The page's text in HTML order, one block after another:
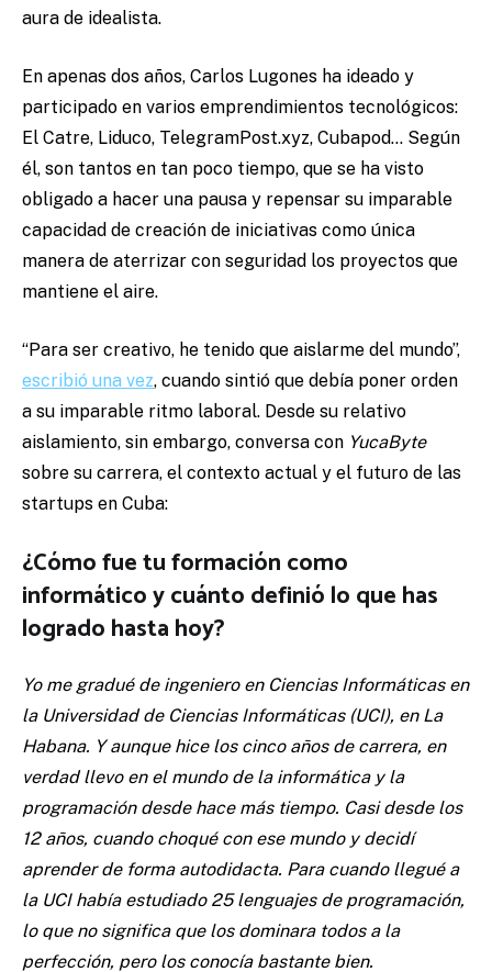
aura de idealista.
En apenas dos años, Carlos Lugones ha ideado y
participado en varios emprendimientos tecnológicos:
El Catre, Liduco, TelegramPost.xyz, Cubapod… Según
él, son tantos en tan poco tiempo, que se ha visto
obligado a hacer una pausa y repensar su imparable
capacidad de creación de iniciativas como única
manera de aterrizar con seguridad los proyectos que
mantiene el aire.
“Para ser creativo, he tenido que aislarme del mundo”,
escribió una vez, cuando sintió que debía poner orden
a su imparable ritmo laboral. Desde su relativo
aislamiento, sin embargo, conversa con YucaByte
sobre su carrera, el contexto actual y el futuro de las
startups en Cuba:
¿Cómo fue tu formación como
informático y cuánto definió lo que has
logrado hasta hoy?
Yo me gradué de ingeniero en Ciencias Informáticas en
la Universidad de Ciencias Informáticas (UCI), en La
Habana. Y aunque hice los cinco años de carrera, en
verdad llevo en el mundo de la informática y la
programación desde hace más tiempo. Casi desde los
12 años, cuando choqué con ese mundo y decidí
aprender de forma autodidacta. Para cuando llegué a
la UCI había estudiado 25 lenguajes de programación,
lo que no significa que los dominara todos a la
perfección, pero los conocía bastante bien.